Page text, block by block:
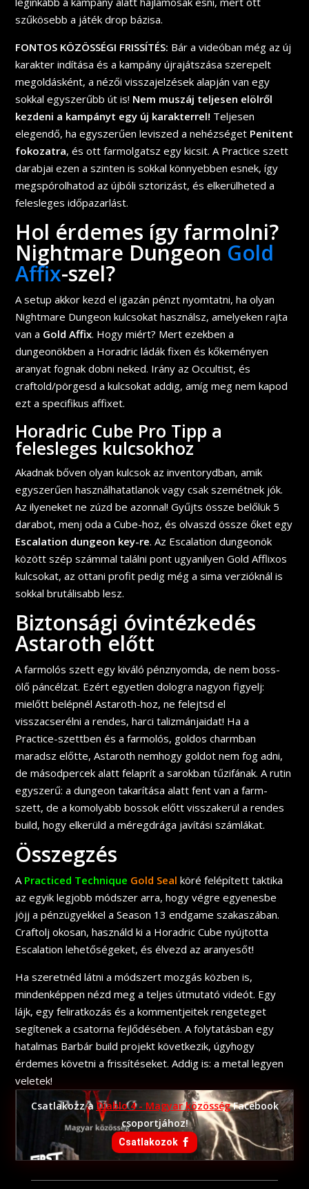
szűkösebb a játék drop bázisa.
FONTOS KÖZÖSSÉGI FRISSÍTÉS: Bár a videóban még az új
karakter indítása és a kampány újrajátszása szerepelt
megoldásként, a nézői visszajelzések alapján van egy
sokkal egyszerűbb út is! Nem muszáj teljesen elölről
kezdeni a kampányt egy új karakterrel! Teljesen
elegendő, ha egyszerűen leviszed a nehézséget Penitent
fokozatra, és ott farmolgatsz egy kicsit. A Practice szett
darabjai ezen a szinten is sokkal könnyebben esnek, így
megspórolhatod az újbóli sztorizást, és elkerülheted a
felesleges időpazarlást.
Hol érdemes így farmolni?
Nightmare Dungeon Gold
Affix-szel?
A setup akkor kezd el igazán pénzt nyomtatni, ha olyan
Nightmare Dungeon kulcsokat használsz, amelyeken rajta
van a Gold Affix. Hogy miért? Mert ezekben a
dungeonökben a Horadric ládák fixen és kőkeményen
aranyat fognak dobni neked. Irány az Occultist, és
craftold/pörgesd a kulcsokat addig, amíg meg nem kapod
ezt a specifikus affixet.
Horadric Cube Pro Tipp a
felesleges kulcsokhoz
Akadnak bőven olyan kulcsok az inventorydban, amik
egyszerűen használhatatlanok vagy csak szemétnek jók.
Az ilyeneket ne zúzd be azonnal! Gyűjts össze belőlük 5
darabot, menj oda a Cube-hoz, és olvaszd össze őket egy
Escalation dungeon key-re. Az Escalation dungeonök
között szép számmal találni pont ugyanilyen Gold Afflixos
kulcsokat, az ottani profit pedig még a sima verzióknál is
sokkal brutálisabb lesz.
Biztonsági óvintézkedés
Astarothelőtt
A farmolós szett egy kiváló pénznyomda, de nem boss-
ölő páncélzat. Ezért egyetlen dologra nagyon figyelj:
mielőtt belépnél Astaroth-hoz, ne felejtsd el
visszacserélni a rendes, harci talizmánjaidat! Ha a
Practice-szettben és a farmolós, goldos charmban
maradsz előtte, Astaroth nemhogy goldot nem fog adni,
de másodpercek alatt felaprít a sarokban tűzifának. A rutin
egyszerű: a dungeon takarítása alatt fent van a farm-
szett, de a komolyabb bossok előtt visszakerül a rendes
build, hogy elkerüld a méregdrága javítási számlákat.
Összegzés
A Practiced Technique Gold Seal köré felépített taktika
az egyik legjobb módszer arra, hogy végre egyenesbe
jöjj a pénzügyekkel a Season 13 endgame szakaszában.
Craftolj okosan, használd ki a Horadric Cube nyújtotta
Escalation lehetőségeket, és élvezd az aranyesőt!
Ha szeretnéd látni a módszert mozgás közben is,
mindenképpen nézd meg a teljes útmutató videót. Egy
lájk, egy feliratkozás és a kommentjeitek rengeteget
segítenek a csatorna fejlődésében. A folytatásban egy
hatalmas Barbár build projekt következik, úgyhogy
érdemes követni a frissítéseket. Addig is: a metal legyen
veletek!
Csatlakozz aDiablo 4 - Magyar közösségFacebook
csoportjához!
Csatlakozok